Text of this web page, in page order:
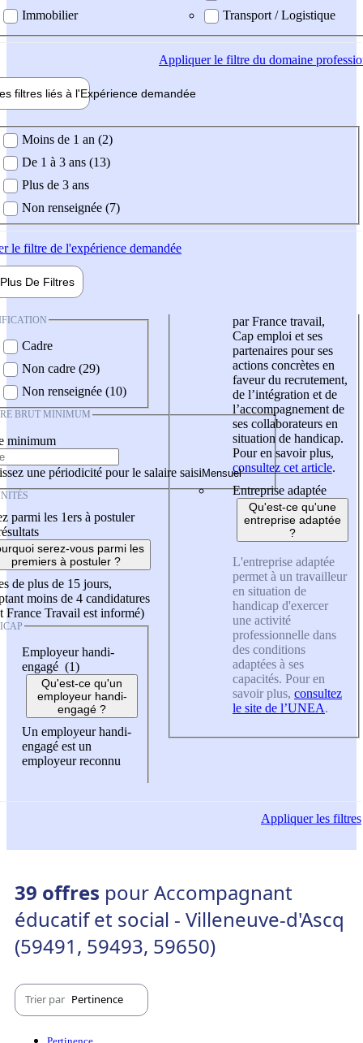
Immobilier
Transport / Logistique
Appliquerle filtre du domaine
filtres liés à l'Expérience demandée
demandée
Moins de 1 an (2)
De 1 à 3 ans (13)
Plus de 3 ans
Non renseignée (7)
le filtre de l'expérience demandée
Plus De Filtres
Cadre
Non cadre (29)
Non renseignée (10)
BRUT MINIMUM
minimum
une périodicité pour le salaire saisi
parmi les 1ers à postuler
serez-vous parmi les
premiers à postuler ?
de plus de 15 jours,
moins de 4 candidatures
France Travail est informé)
Employeur handi-
engagé (1)
Qu'est-ce qu'un
employeur handi-
engagé ?
Un employeur handi-
engagé est un
employeur reconnu
par France travail,
Cap emploi et ses
partenaires pour ses
actions concrètes en
faveur du recrutement,
de l’intégration et de
l’accompagnement de
ses collaborateurs en
situation de handicap.
Pour en savoir plus,
consultez cet article.
Entreprise adaptée
Qu'est-ce qu'une
entreprise adaptée
?
L'entreprise adaptée
permet à un travailleur
en situation de
handicap d'exercer
une activité
professionnelle dans
des conditions
adaptées à ses
capacités. Pour en
savoir plus, consultez
le site de l’UNEA.
Appliquerles filtres
39 offres pour Accompagnant
éducatif et social - Villeneuve-d'Ascq
(59491, 59493, 59650)
Trier par Pertinence